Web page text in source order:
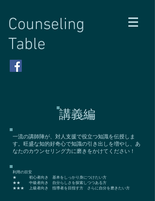
Counseling
Table
講義編
一流の講師陣が、対人支援で役立つ知識を伝授しま
す。旺盛な知的好奇心で知識の引き出しを増やし、あ
なたのカウンセリング力に磨きをかけてください！
利用の目安
★ 初心者向き 基本をしっかり身につけたい方
★★ 中級者向き 自分らしさを探索しつつある方
​★★★ 上級者向き 指導者を目指す方 さらに自分を磨きたい方